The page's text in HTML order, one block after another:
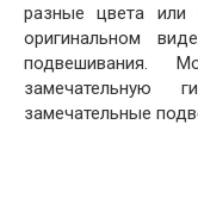
разные цвета или
оригинальном
подвешивания.
замечательные